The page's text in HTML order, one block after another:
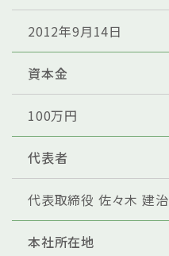
2012年9月14日
資本金
100万円
代表者
代表取締役 佐々木 建治
本社所在地